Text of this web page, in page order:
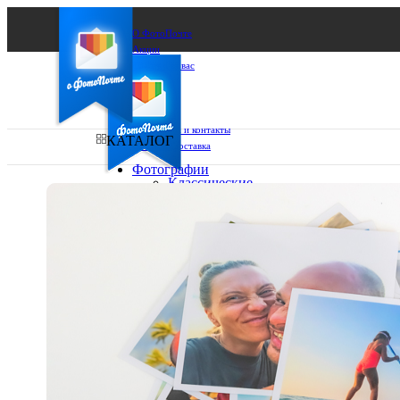
О ФотоПочте
Акции
Сделаем за вас
Бизнесу
FAQ
Франшиза
Поддержка и контакты
Оплата и доставка
Выберите из списка:
КАТАЛОГ
Фотографии
Классические
10х15
15х15
15х20
20х20
20х30
30х30
30х40
Фото
в